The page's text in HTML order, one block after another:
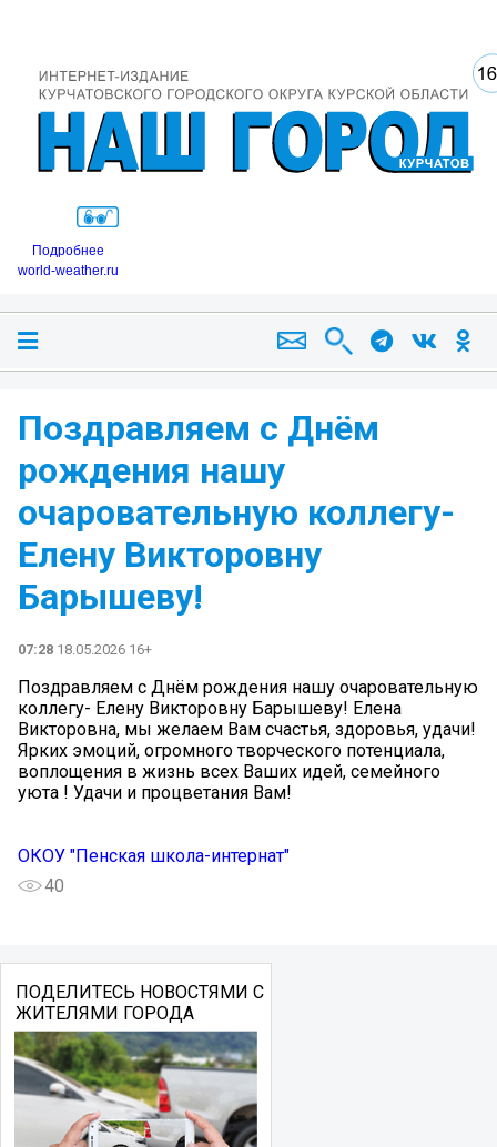
Подробнее
world-weather.ru
Поздравляем с Днём
рождения нашу
очаровательную коллегу-
Елену Викторовну
Барышеву!
07:28 18.05.2026 16+
Поздравляем с Днём рождения нашу очаровательную
коллегу- Елену Викторовну Барышеву! Елена
Викторовна, мы желаем Вам счастья, здоровья, удачи!
Ярких эмоций, огромного творческого потенциала,
воплощения в жизнь всех Ваших идей, семейного
уюта ! Удачи и процветания Вам!
ОКОУ "Пенская школа-интернат"
40
ПОДЕЛИТЕСЬ НОВОСТЯМИ С
ЖИТЕЛЯМИ ГОРОДА